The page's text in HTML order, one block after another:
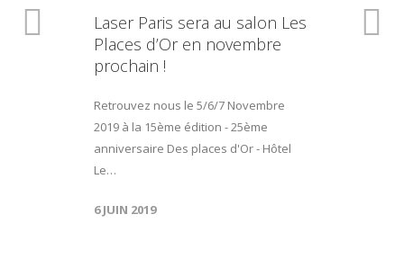
Laser Paris sera au salon Les
Places d’Or en novembre
prochain !
Retrouvez nous le 5/6/7 Novembre
2019 à la 15ème édition - 25ème
anniversaire Des places d'Or - Hôtel
Le…
6 JUIN 2019